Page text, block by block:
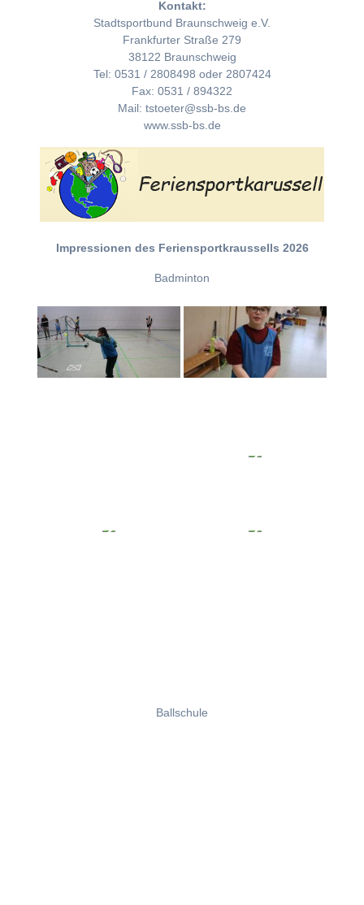
Kontakt:
Stadtsportbund Braunschweig e.V.
Frankfurter Straße 279
38122 Braunschweig
Tel: 0531 / 2808498 oder 2807424
Fax: 0531 / 894322
Mail: tstoeter@ssb-bs.de
www.ssb-bs.de
Impressionen des Feriensportkraussells 2026
Badminton
Ballschule